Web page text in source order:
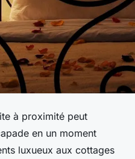
à proximité peut
en un moment
luxueux aux cottages